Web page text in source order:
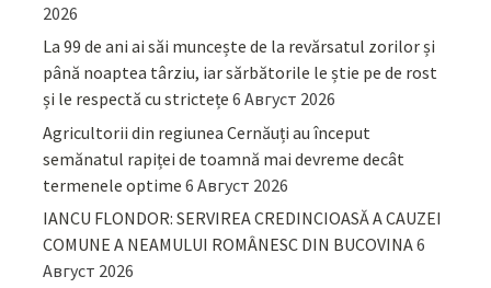
2026
La 99 de ani ai săi muncește de la revărsatul zorilor și
până noaptea târziu, iar sărbătorile le știe pe de rost
și le respectă cu strictețe 6 Август 2026
Agricultorii din regiunea Cernăuți au început
semănatul rapiței de toamnă mai devreme decât
termenele optime 6 Август 2026
IANCU FLONDOR: SERVIREA CREDINCIOASĂ A CAUZEI
COMUNE A NEAMULUI ROMÂNESC DIN BUCOVINA6
Август 2026